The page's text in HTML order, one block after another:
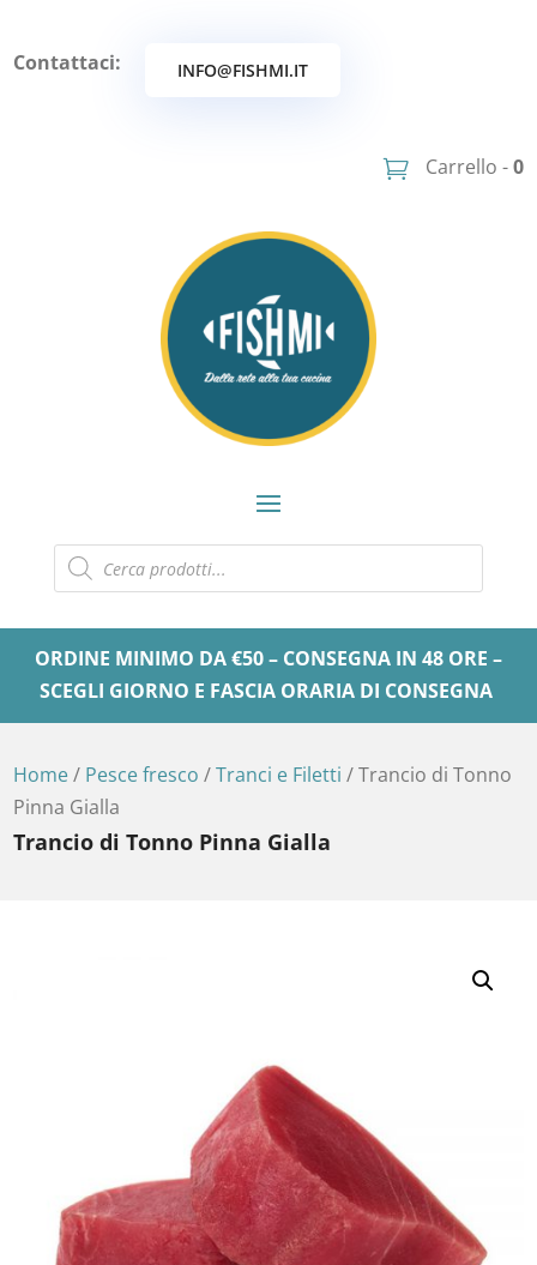
Contattaci: INFO@FISHMI.IT
Carrello -0
Products
search
ORDINE MINIMO DA €50 – CONSEGNA IN 48 ORE –
SCEGLI GIORNO E FASCIA ORARIA DI CONSEGNA
Home/ Pesce fresco /Tranci e Filetti / Trancio di Tonno
Pinna Gialla
Trancio di Tonno Pinna Gialla